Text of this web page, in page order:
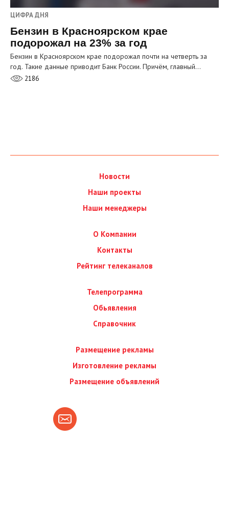
ЦИФРА ДНЯ
Бензин в Красноярском крае
подорожал на 23% за год
Бензин в Красноярском крае подорожал почти на четверть за
год. Такие данные приводит Банк России. Причём, главный…
2186
Новости
Наши проекты
Наши менеджеры
О Компании
Контакты
Рейтинг телеканалов
Телепрограмма
Обьявления
Справочник
Размещение рекламы
Изготовление рекламы
Размещение объявлений